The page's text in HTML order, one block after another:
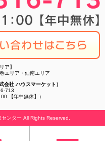
ア】
エリア・仙南エリア
会社 ハウスマーケット）
713
【年中無休】）
ンター All Rights Reserved.